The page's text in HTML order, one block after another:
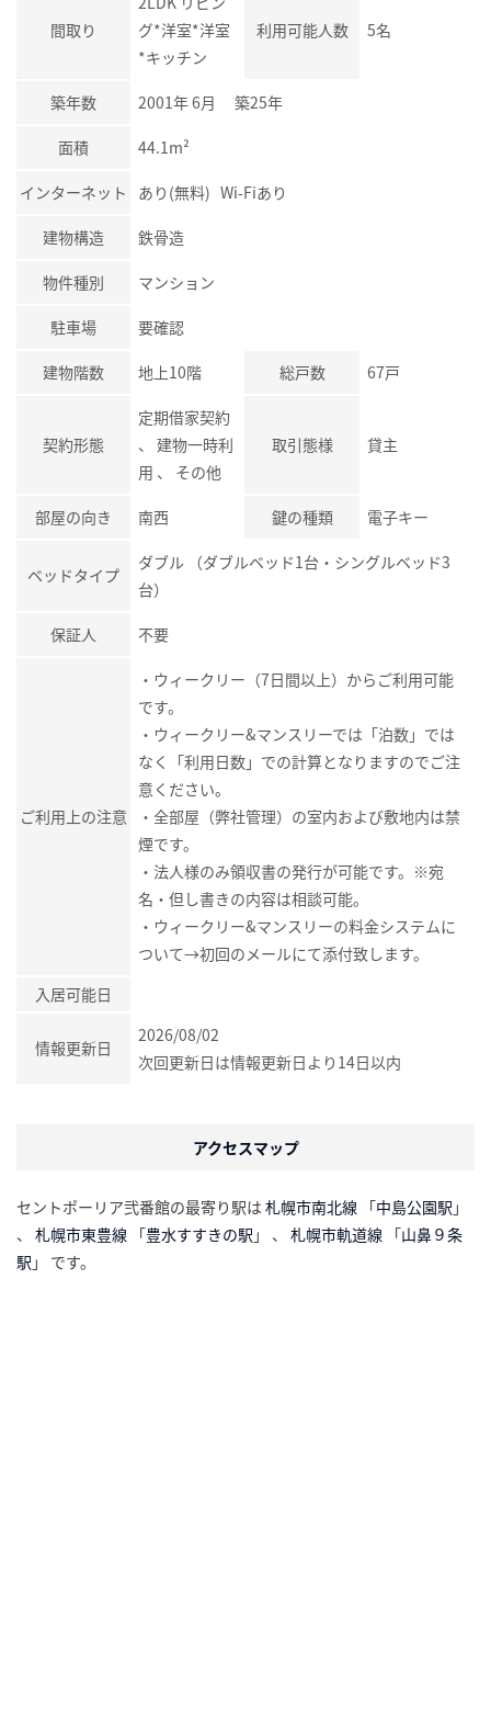
間取り
グ*洋室*洋室
*キッチン
利用可能人数 5名
築年数 2001年 6月 築25年
面積 44.1m²
インターネット あり(無料) Wi-Fiあり
建物構造 鉄骨造
物件種別 マンション
駐車場 要確認
建物階数 地上10階 総戸数 67戸
契約形態
定期借家契約
、 建物一時利
用 、 その他
取引態様 貸主
部屋の向き 南西 鍵の種類 電子キー
ベッドタイプ
ダブル （ダブルベッド1台・シングルベッド3
台）
保証人 不要
ご利用上の注意
・ウィークリー（7日間以上）からご利用可能
です。
・ウィークリー&マンスリーでは「泊数」では
なく「利用日数」での計算となりますのでご注
意ください。
・全部屋（弊社管理）の室内および敷地内は禁
煙です。
・法人様のみ領収書の発行が可能です。※宛
名・但し書きの内容は相談可能。
・ウィークリー&マンスリーの料金システムに
ついて→初回のメールにて添付致します。
入居可能日
情報更新日
2026/08/02
次回更新日は情報更新日より14日以内
アクセスマップ
セントポーリア弐番館の最寄り駅は 札幌市南北線 「中島公園駅 」
、 札幌市東豊線 「豊水すすきの駅 」 、 札幌市軌道線 「山鼻９条
駅 」 です。